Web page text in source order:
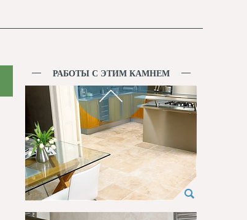
РАБОТЫ С ЭТИМ КАМНЕМ